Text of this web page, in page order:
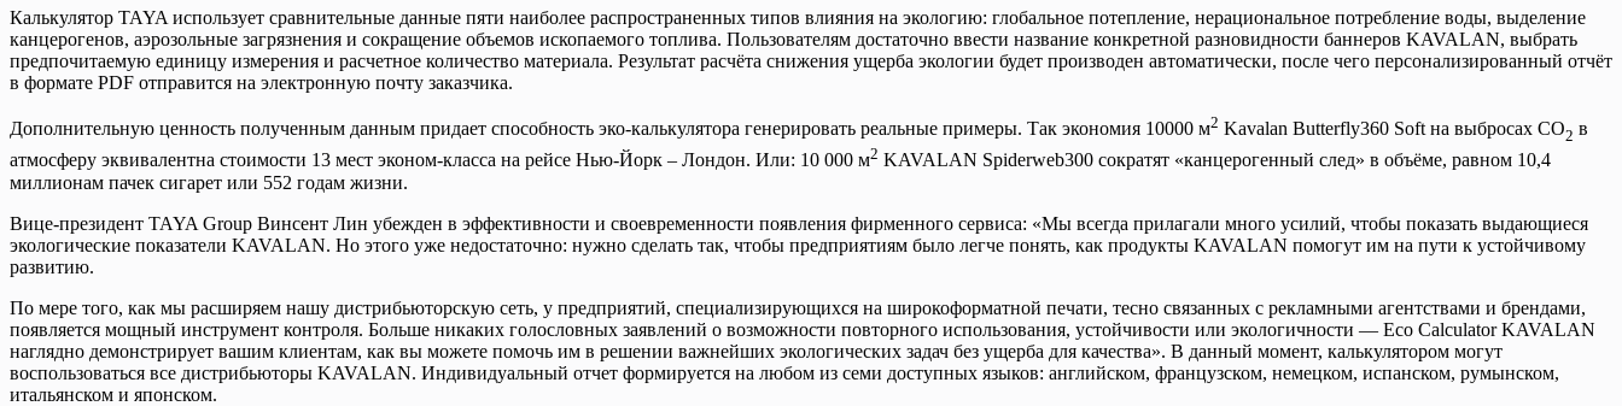
Калькулятор TAYA использует сравнительные данные пяти наиболее распространенных типов влияния на экологию: глобальное потепление, нерациональное потребление воды, выделение
канцерогенов, аэрозольные загрязнения и сокращение объемов ископаемого топлива. Пользователям достаточно ввести название конкретной разновидности баннеров KAVALAN, выбрать
предпочитаемую единицу измерения и расчетное количество материала. Результат расчёта снижения ущерба экологии будет производен автоматически, после чего персонализированный отчёт
в формате PDF отправится на электронную почту заказчика.
Дополнительную ценность полученным данным придает способность эко-калькулятора генерировать реальные примеры. Так экономия 10000 м2 Kavalan Butterfly360 Soft на выбросах СО2 в
атмосферу эквивалентна стоимости 13 мест эконом-класса на рейсе Нью-Йорк – Лондон. Или: 10 000 м2 KAVALAN Spiderweb300 сократят «канцерогенный след» в объёме, равном 10,4
миллионам пачек сигарет или 552 годам жизни.
Вице-президент TAYA Group Винсент Лин убежден в эффективности и своевременности появления фирменного сервиса: «Мы всегда прилагали много усилий, чтобы показать выдающиеся
экологические показатели KAVALAN. Но этого уже недостаточно: нужно сделать так, чтобы предприятиям было легче понять, как продукты KAVALAN помогут им на пути к устойчивому
развитию.
По мере того, как мы расширяем нашу дистрибьюторскую сеть, у предприятий, специализирующихся на широкоформатной печати, тесно связанных с рекламными агентствами и брендами,
появляется мощный инструмент контроля. Больше никаких голословных заявлений о возможности повторного использования, устойчивости или экологичности — Eco Calculator KAVALAN
наглядно демонстрирует вашим клиентам, как вы можете помочь им в решении важнейших экологических задач без ущерба для качества». В данный момент, калькулятором могут
воспользоваться все дистрибьюторы KAVALAN. Индивидуальный отчет формируется на любом из семи доступных языков: английском, французском, немецком, испанском, румынском,
итальянском и японском.